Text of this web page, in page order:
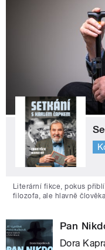
Literární fikce, pokus
filozofa, ale hlavně
Pan
Dora